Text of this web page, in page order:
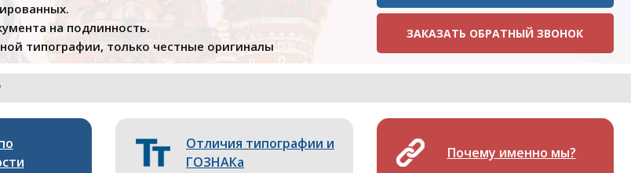
на подлинность.
типографии, только честные оригиналы
ЗАКАЗАТЬ ОБРАТНЫЙ ЗВОНОК
Отличия типографии и
ГОЗНАКа
Почему именно мы?